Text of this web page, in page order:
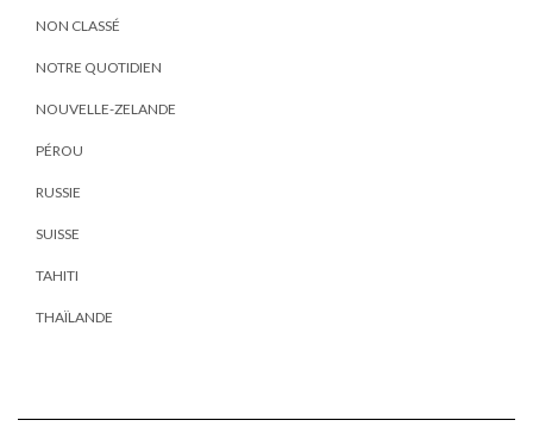
NON CLASSÉ
NOTRE QUOTIDIEN
NOUVELLE-ZELANDE
PÉROU
RUSSIE
SUISSE
TAHITI
THAÏLANDE